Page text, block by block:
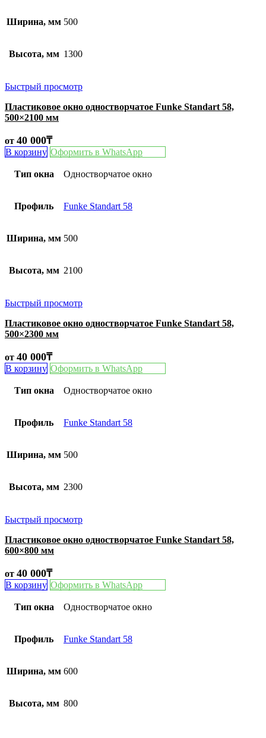
Ширина, мм 500
Высота, мм 1300
Быстрый просмотр
Пластиковое окно одностворчатое Funke Standart 58,
500×2100 мм
от 40 000₸
В корзину Оформить в WhatsApp
Тип окна Одностворчатое окно
Профиль Funke Standart 58
Ширина, мм 500
Высота, мм 2100
Быстрый просмотр
Пластиковое окно одностворчатое Funke Standart 58,
500×2300 мм
от 40 000₸
В корзину Оформить в WhatsApp
Тип окна Одностворчатое окно
Профиль Funke Standart 58
Ширина, мм 500
Высота, мм 2300
Быстрый просмотр
Пластиковое окно одностворчатое Funke Standart 58,
600×800 мм
от 40 000₸
В корзину Оформить в WhatsApp
Тип окна Одностворчатое окно
Профиль Funke Standart 58
Ширина, мм 600
Высота, мм 800